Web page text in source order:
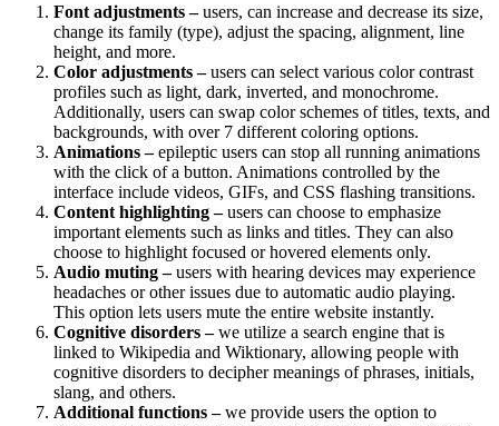
Font adjustments –users, can increase and decrease its size,
change its family (type), adjust the spacing, alignment, line
height, and more.
Color adjustments –users can select various color contrast
profiles such as light, dark, inverted, and monochrome.
Additionally, users can swap color schemes of titles, texts, and
backgrounds, with over 7 different coloring options.
Animations –epileptic users can stop all running animations
with the click of a button. Animations controlled by the
interface include videos, GIFs, and CSS flashing transitions.
Content highlighting –users can choose to emphasize
important elements such as links and titles. They can also
choose to highlight focused or hovered elements only.
Audio muting –users with hearing devices may experience
headaches or other issues due to automatic audio playing.
This option lets users mute the entire website instantly.
Cognitive disorders –we utilize a search engine that is
linked to Wikipedia and Wiktionary, allowing people with
cognitive disorders to decipher meanings of phrases, initials,
slang, and others.
Additional functions –we provide users the option to